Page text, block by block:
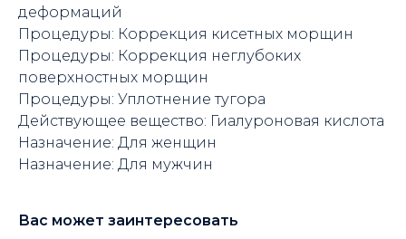
деформаций
Процедуры: Коррекция кисетных морщин
Процедуры: Коррекция неглубоких
поверхностных морщин
Процедуры: Уплотнение тугора
Действующее вещество: Гиалуроновая кислота
Назначение: Для женщин
Назначение: Для мужчин
Вас может заинтересовать